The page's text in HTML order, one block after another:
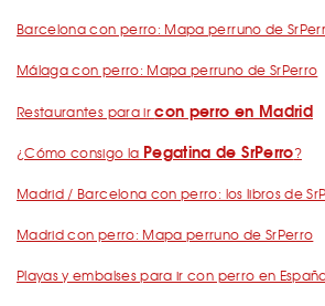
Barcelona con perro: Mapa perruno de
Málaga con perro: Mapa perruno de SrPerro
Restaurantes para ircon perro en Madrid
¿Cómo consigo la Pegatina de SrPerro?
Madrid / Barcelona con perro: los libros de
Madrid con perro: Mapa perruno de SrPerro
Playas y embalses para ir con perro en